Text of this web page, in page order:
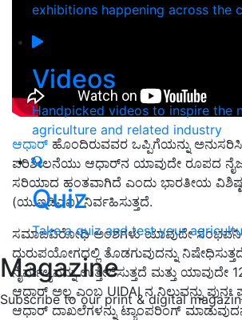
exhibitions happening across the
Videos
Handpicked videos to inspire the
agriculture and related industry
Quiz
Take a quiz and test your
Magazine
Subscribe to our print & digital
ಆಧಾರ್ ಹೊಂದಿರುವವರ ಒಪ್ಪಿಗೆಯನ್ನು
ಪರಿಶೀಲನೆಯು ಆಧಾರ್‌ನ ಯಾವುದೇ ರೂಪದ
ಸರಿಯಾದ ಹಂತವಾಗಿದೆ ಎಂದು ಭಾರತೀಯ ವಿಶಿಷ್ಟ
(ಯುಐಡಿಎಐ) ನಿರ್ವಹಿಸುತ್ತದೆ.
ಸಮಾಜವಿರೋಧಿ ಅಂಶಗಳು ಯಾವುದೇ
ದುರುಪಯೋಗದಲ್ಲಿ ತೊಡಗುವುದನ್ನು
ನೈರ್ಮಲ್ಯವನ್ನು ಉತ್ತೇಜಿಸುತ್ತದೆ ಮತ್ತು
ಆಧಾರ್ ಅಲ್ಲ ಎಂಬ UIDAI ನ ನಿಲುವನ್ನು ಪುನಃ
ಆಧಾರ್ ದಾಖಲೆಗಳನ್ನು ಟ್ಯಾಂಪರಿಂಗ್